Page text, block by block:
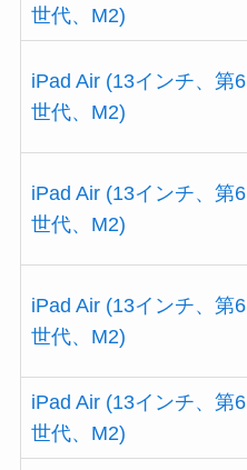
世代、M2)
iPad Air (13インチ、第6
世代、M2)
iPad Air (13インチ、第6
世代、M2)
iPad Air (13インチ、第6
世代、M2)
iPad Air (13インチ、第6
世代、M2)